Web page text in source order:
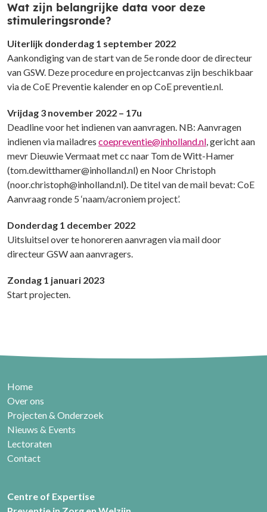
Wat zijn belangrijke data voor deze
stimuleringsronde?
Uiterlijk donderdag 1 september 2022
Aankondiging van de start van de 5e ronde door de directeur
van GSW. Deze procedure en projectcanvas zijn beschikbaar
via de CoE Preventie kalender en op CoE preventie.nl.
Vrijdag 3 november 2022 – 17u
Deadline voor het indienen van aanvragen. NB: Aanvragen
indienen via mailadres coepreventie@inholland.nl, gericht aan
mevr Dieuwie Vermaat met cc naar Tom de Witt-Hamer
(tom.dewitthamer@inholland.nl) en Noor Christoph
(noor.christoph@inholland.nl). De titel van de mail bevat: CoE
Aanvraag ronde 5 ‘naam/acroniem project’.
Donderdag 1 december 2022
Uitsluitsel over te honoreren aanvragen via mail door
directeur GSW aan aanvragers.
Zondag 1 januari 2023
Start projecten.
Home
Over ons
Projecten & Onderzoek
Nieuws & Events
Lectoraten
Contact
Centre of Expertise